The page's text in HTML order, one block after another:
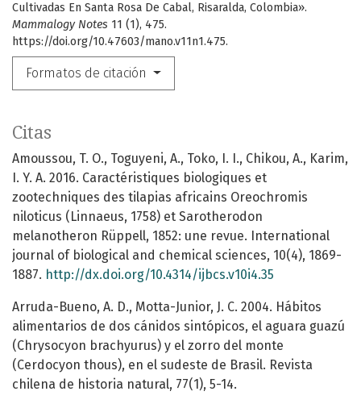
Cultivadas En Santa Rosa De Cabal, Risaralda, Colombia».
Mammalogy Notes 11 (1), 475.
https://doi.org/10.47603/mano.v11n1.475.
Formatos de citación
Citas
Amoussou, T. O., Toguyeni, A., Toko, I. I., Chikou, A., Karim,
I. Y. A. 2016. Caractéristiques biologiques et
zootechniques des tilapias africains Oreochromis
niloticus (Linnaeus, 1758) et Sarotherodon
melanotheron Rüppell, 1852: une revue. International
journal of biological and chemical sciences, 10(4), 1869-
1887. http://dx.doi.org/10.4314/ijbcs.v10i4.35
Arruda-Bueno, A. D., Motta-Junior, J. C. 2004. Hábitos
alimentarios de dos cánidos sintópicos, el aguara guazú
(Chrysocyon brachyurus) y el zorro del monte
(Cerdocyon thous), en el sudeste de Brasil. Revista
chilena de historia natural, 77(1), 5-14.